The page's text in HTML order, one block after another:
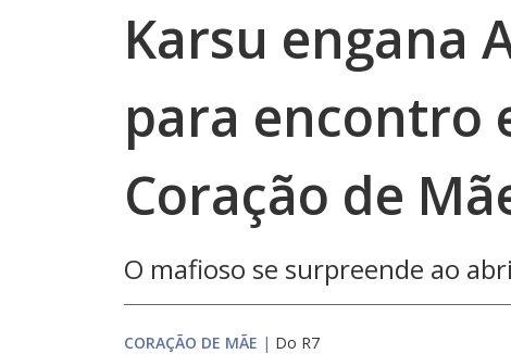
Karsu engana
para encontro
Coração de
O mafioso se surpreende ao
CORAÇÃO DE MÃE | Do R7